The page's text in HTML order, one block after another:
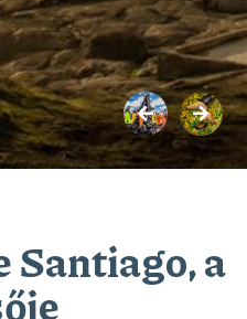
Santiago, a